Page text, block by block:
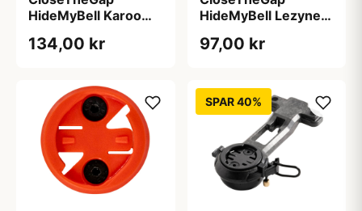
HideMyBell Karoo
134,00 kr
HideMyBell Lezyne
97,00 kr
SPAR 40%